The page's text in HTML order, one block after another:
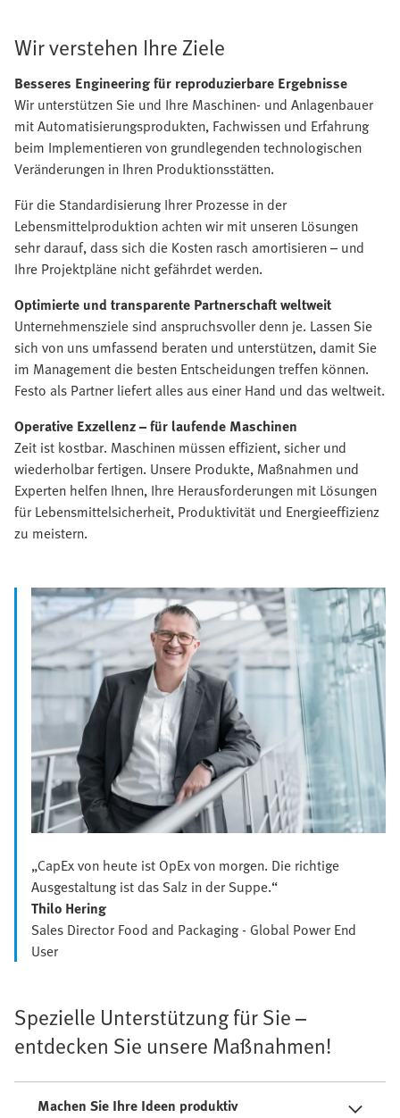
Wir verstehen Ihre Ziele
Besseres Engineering für reproduzierbare Ergebnisse
Wir unterstützen Sie und Ihre Maschinen- und Anlagenbauer
mit Automatisierungsprodukten, Fachwissen und Erfahrung
beim Implementieren von grundlegenden technologischen
Veränderungen in Ihren Produktionsstätten.
Für die Standardisierung Ihrer Prozesse in der
Lebensmittelproduktion achten wir mit unseren Lösungen
sehr darauf, dass sich die Kosten rasch amortisieren – und
Ihre Projektpläne nicht gefährdet werden.
Optimierte und transparente Partnerschaft weltweit
Unternehmensziele sind anspruchsvoller denn je. Lassen Sie
sich von uns umfassend beraten und unterstützen, damit Sie
im Management die besten Entscheidungen treffen können.
Festo als Partner liefert alles aus einer Hand und das weltweit.
Operative Exzellenz – für laufende Maschinen
Zeit ist kostbar. Maschinen müssen effizient, sicher und
wiederholbar fertigen. Unsere Produkte, Maßnahmen und
Experten helfen Ihnen, Ihre Herausforderungen mit Lösungen
für Lebensmittelsicherheit, Produktivität und Energieeffizienz
zu meistern.
„CapEx von heute ist OpEx von morgen. Die richtige
Ausgestaltung ist das Salz in der Suppe.“
Thilo Hering
Sales Director Food and Packaging - Global Power End
User
Spezielle Unterstützung für Sie –
entdecken Sie unsere Maßnahmen!
Machen Sie Ihre Ideen produktiv